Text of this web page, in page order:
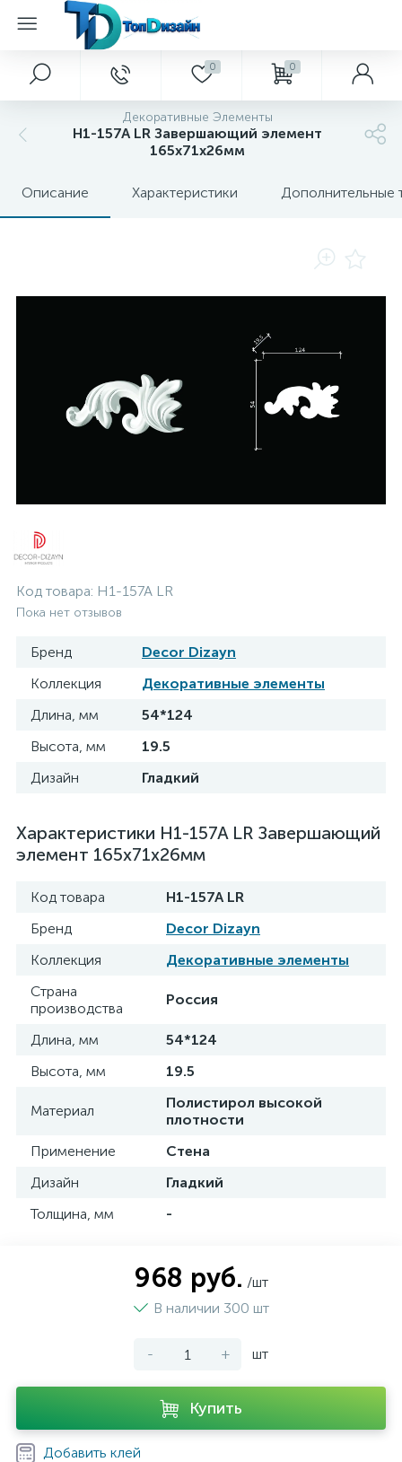
0 0
Декоративные Элементы
H1-157A LR Завершающий элемент
165х71х26мм
Описание Характеристики Дополнительные
Код товара: H1-157A LR
Пока нет отзывов
Бренд
Decor Dizayn
Коллекция
Декоративные элементы
Длина, мм
54*124
Высота, мм
19.5
Дизайн
Гладкий
Характеристики H1-157A LR Завершающий
элемент 165х71х26мм
Код товара
H1-157A LR
Бренд
Decor Dizayn
Коллекция
Декоративные элементы
Страна
производства
Россия
Длина, мм
54*124
Высота, мм
19.5
Материал
Полистирол высокой
плотности
Применение
Стена
Дизайн
Гладкий
Толщина, мм
-
968 руб. /шт
В наличии 300 шт
- + шт
Купить
Добавить клей